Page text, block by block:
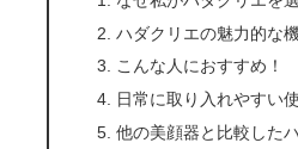
ハダクリエの魅力的な
こんな人におすすめ！
日常に取り入れやすい
他の美顔器と比較した